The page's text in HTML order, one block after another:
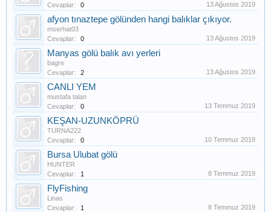
Cevaplar:
0 13 Ağustos 2019
afyon tınaztepe gölünden hangi balıklar çıkıyor.
mserhat03
Cevaplar:
0 13 Ağustos 2019
Manyas gölü balık avı yerleri
bagre
Cevaplar:
2 13 Ağustos 2019
CANLI YEM
mustafa talan
Cevaplar:
0 13 Temmuz 2019
KEŞAN-UZUNKÖPRÜ
TURNA222
Cevaplar:
0 10 Temmuz 2019
Bursa Ulubat gölü
HUNTER
Cevaplar:
1 8 Temmuz 2019
FlyFishing
Linas
Cevaplar:
1 8 Temmuz 2019